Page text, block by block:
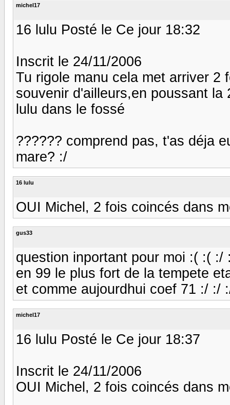
michel17
16 lulu Posté le Ce jour 18:32
Inscrit le 24/11/2006
Tu rigole manu cela met arriver 2
souvenir d'ailleurs,en poussant
lulu dans le fossé
?????? comprend pas, t'as déja
mare? :/
16 lulu
OUI Michel, 2 fois coincés dans
gus33
question inportant pour moi :( :( :/
en 99 le plus fort de la tempete
et comme aujourdhui coef 71 :/ :/
michel17
16 lulu Posté le Ce jour 18:37
Inscrit le 24/11/2006
OUI Michel, 2 fois coincés dans